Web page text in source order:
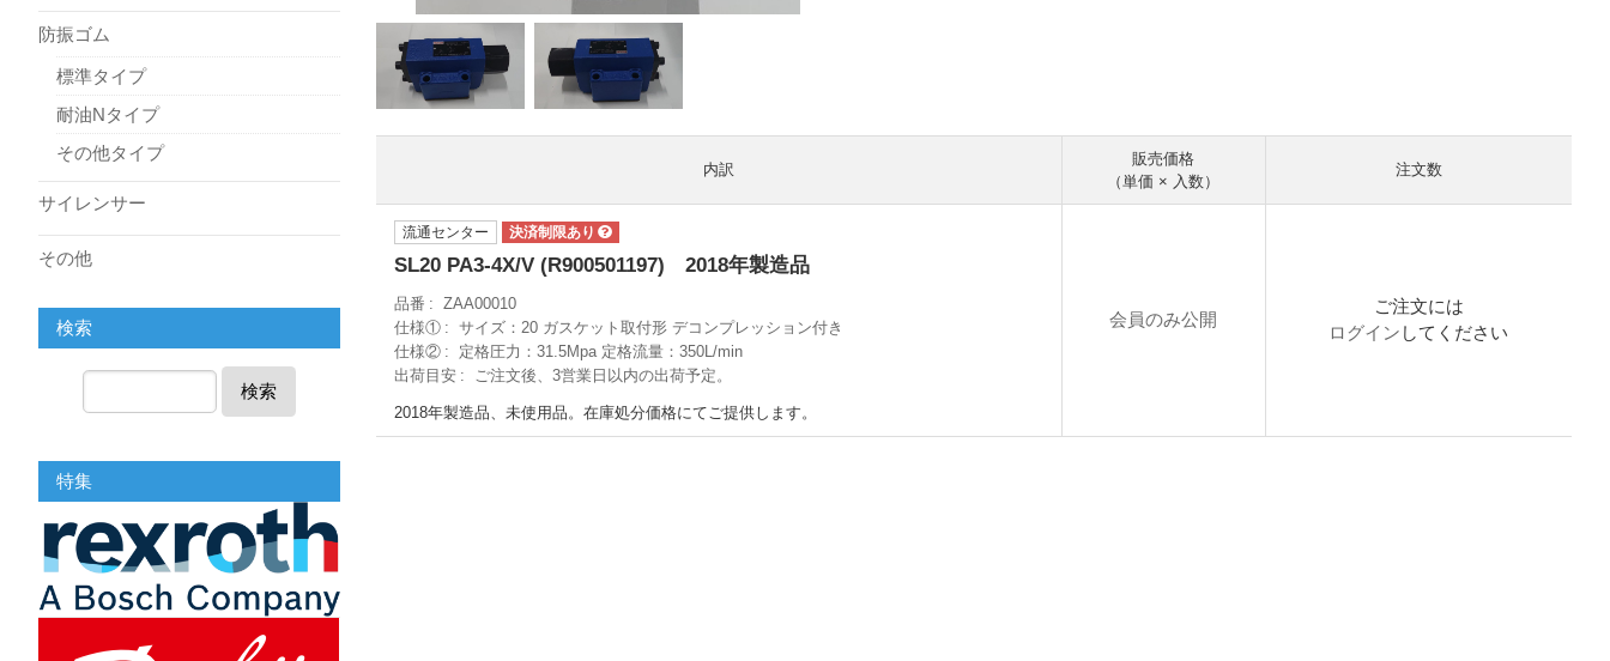
内訳
販売価格
（単価 × 入数）
注文数
流通センター
SL20 PA3-4X/V (R900501197) 2018年製造品
品番
ZAA00010
仕様①
サイズ：20 ガスケット取付形 デコンプレッション付き
仕様②
定格圧力：31.5Mpa 定格流量：350L/min
出荷目安
ご注文後、3営業日以内の出荷予定。
2018年製造品、未使用品。在庫処分価格にてご提供します。
会員のみ公開
ご注文には
ログイン してください
防振ゴム
標準タイプ
耐油Nタイプ
その他タイプ
サイレンサー
その他
検索
検索
特集